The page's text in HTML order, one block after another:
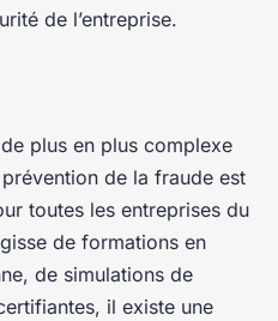
de l’entreprise.
plus en plus complexe
de la fraude est
toutes les entreprises du
de formations en
de simulations de
il existe une